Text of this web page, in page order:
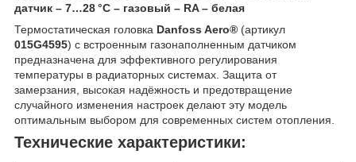
датчик – 7…28 °C – газовый – RA – белая
Термостатическая головка Danfoss Aero® (артикул
015G4595) с встроенным газонаполненным датчиком
предназначена для эффективного регулирования
температуры в радиаторных системах. Защита от
замерзания, высокая надёжность и предотвращение
случайного изменения настроек делают эту модель
оптимальным выбором для современных систем отопления.
Технические характеристики: